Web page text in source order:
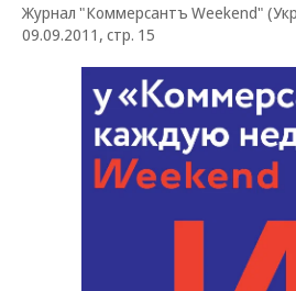
Журнал "Коммерсантъ Weekend"
09.09.2011, стр. 15